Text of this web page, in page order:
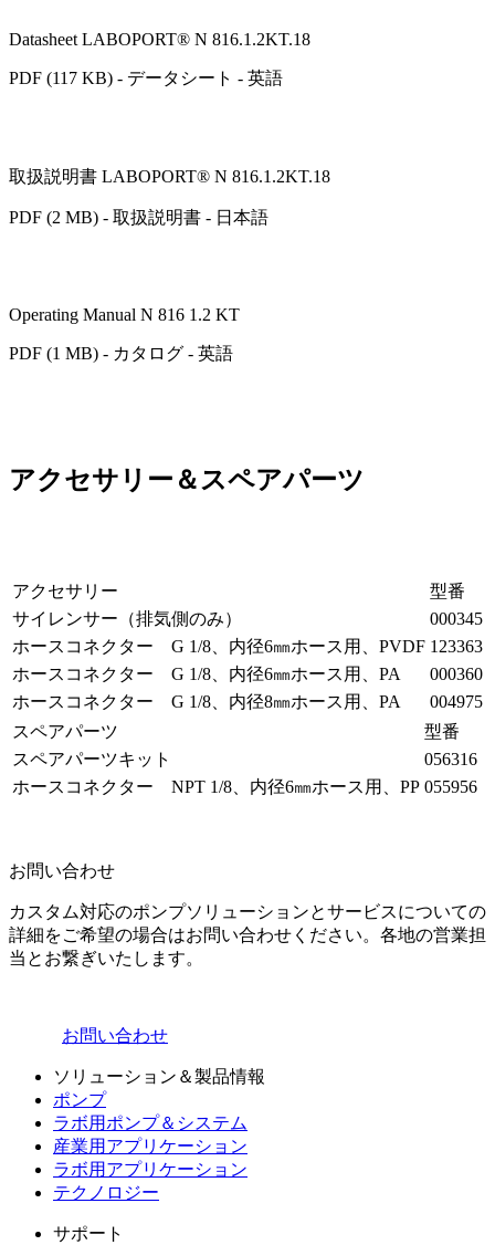
Datasheet LABOPORT® N 816.1.2KT.18
PDF (117 KB) - データシート - 英語
取扱説明書 LABOPORT® N 816.1.2KT.18
PDF (2 MB) - 取扱説明書 - 日本語
Operating Manual N 816 1.2 KT
PDF (1 MB) - カタログ - 英語
アクセサリー＆スペアパーツ
アクセサリー
型番
サイレンサー（排気側のみ）
000345
ホースコネクター G 1/8、内径6㎜ホース用、PVDF 123363
ホースコネクター G 1/8、内径6㎜ホース用、PA
000360
ホースコネクター G 1/8、内径8㎜ホース用、PA
004975
スペアパーツ
型番
スペアパーツキット
056316
ホースコネクター NPT 1/8、内径6㎜ホース用、PP 055956
お問い合わせ
カスタム対応のポンプソリューションとサービスについての
詳細をご希望の場合はお問い合わせください。各地の営業担
当とお繋ぎいたします。
お問い合わせ
ソリューション＆製品情報
ポンプ
ラボ用ポンプ＆システム
産業用アプリケーション
ラボ用アプリケーション
テクノロジー
サポート